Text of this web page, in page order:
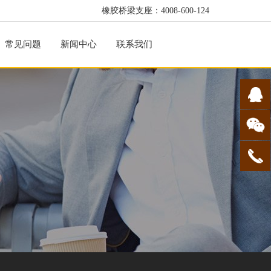
橡胶桥梁支座：4008-600-124
常见问题 新闻中心 联系我们